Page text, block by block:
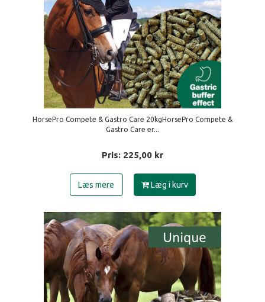
HorsePro Compete & Gastro Care 20kgHorsePro Compete &
Gastro Care er...
Pris: 225,00 kr
Læs mere Læg i kurv